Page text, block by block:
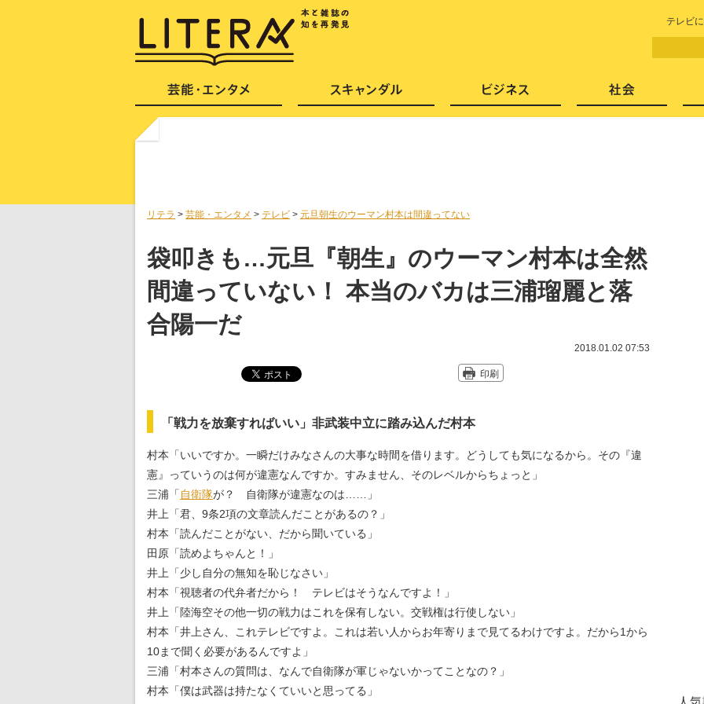
テレビ
リテラ > 芸能・エンタメ > テレビ > 元旦朝生のウーマン村本は間違ってない
袋叩きも…元旦『朝生』のウーマン村本は全然
間違っていない！ 本当のバカは三浦瑠麗と落
合陽一だ
2018.01.02 07:53
印刷
「戦力を放棄すればいい」非武装中立に踏み込んだ村本
村本「いいですか。一瞬だけみなさんの大事な時間を借ります。どうしても気になるから。その『違
憲』っていうのは何が違憲なんですか。すみません、そのレベルからちょっと」
三浦「 自衛隊が？ 自衛隊が違憲なのは……」
井上「君、9条2項の文章読んだことがあるの？」
村本「読んだことがない、だから聞いている」
田原「読めよちゃんと！」
井上「少し自分の無知を恥じなさい」
村本「視聴者の代弁者だから！ テレビはそうなんですよ！」
井上「陸海空その他一切の戦力はこれを保有しない。交戦権は行使しない」
村本「井上さん、これテレビですよ。これは若い人からお年寄りまで見てるわけですよ。だから1から
10まで聞く必要があるんですよ」
三浦「村本さんの質問は、なんで自衛隊が軍じゃないかってことなの？」
村本「僕は武器は持たなくていいと思ってる」
芸能・エンタメ スキャンダル